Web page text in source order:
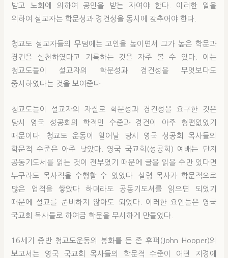
받고 노회에 의하여 공인을 받는 자여야 한다. 이러한 일을
위하여 설교자는 학문성과 경건성을 동시에 갖추어야 한다.
청교도 설교자들의 무덤에는 고인을 높이면서 그가 높은 학문과
경건을 실천하였다고 기록하는 것을 자주 볼 수 있다. 이는
청교도들이 설교자의 학문성과 경건성을 무엇보다도
중시하였다는 것을 보여준다.
청교도들이 설교자의 자질로 학문성과 경건성을 요구한 것은
당시 영국 성공회의 학적인 수준과 경건이 아주 형편없었기
때문이다. 청교도 운동이 일어날 당시 영국 성공회 목사들의
학문적 수준은 아주 낮았다. 영국 국교회(성공회) 예배는 단지
공동기도서를 읽는 것이 전부였기 때문에 글을 읽을 수만 있다면
누구라도 목사직을 수행할 수 있었다. 설령 목사가 학문적으로
많은 업적을 쌓았다 하더라도 공동기도서를 읽으면 되었기
때문에 설교를 준비하지 않아도 되었다. 이러한 요인들은 영국
국교회 목사들로 하여금 학문을 무시하게 만들었다.
16세기 중반 청교도운동의 봉화를 든 존 후퍼(John Hooper)의
보고서는 영국 국교회 목사들의 학문적 수준이 어떤 지경에